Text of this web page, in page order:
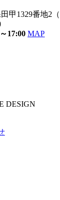
甲1329番地2
17:00 MAP
DESIGN